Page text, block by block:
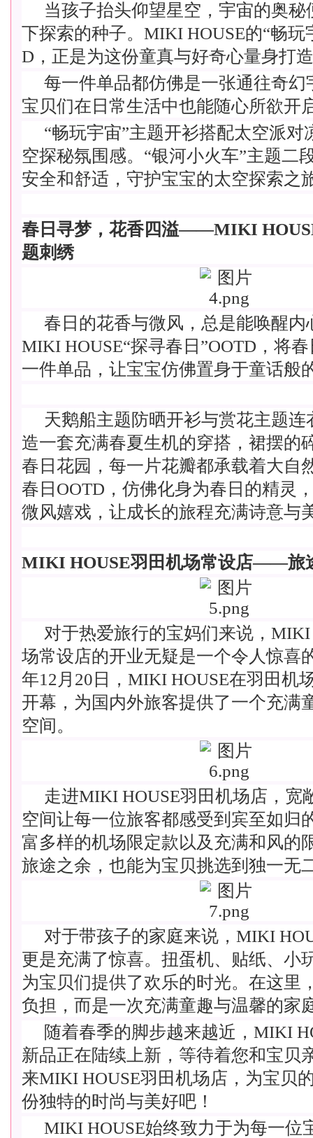
当孩子抬头仰望星空，宇宙的奥秘
下探索的种子。 MIKI HOUSE的“畅玩
D，正是为这份童真与好奇心量身打
每一件单品都仿佛是一张通往奇幻
宝贝们在日常生活中也能随心所欲开
“畅玩宇宙”主题开衫搭配太空派对
空探秘氛围感。“银河小火车”主题二
安全和舒适，守护宝宝的太空探索之
春日寻梦，花香四溢——MIKI
题刺绣
春日的花香与微风，总是能唤醒内
MIKI HOUSE“探寻春日”OOTD，将
一件单品，让宝宝仿佛置身于童话般
天鹅船主题防晒开衫与赏花主题连
造一套充满春夏生机的穿搭，裙摆的
春日花园，每一片花瓣都承载着大自
春日OOTD，仿佛化身为春日的精灵
微风嬉戏，让成长的旅程充满诗意与
MIKI HOUSE羽田机场常设店——旅
对于热爱旅行的宝妈们来说，MIKI
场常设店的开业无疑是一个令人惊喜
年12月20日，MIKI HOUSE在羽田机
开幕，为国内外旅客提供了一个充满
空间。
走进MIKI HOUSE羽田机场店，宽
空间让每一位旅客都感受到宾至如归
富多样的机场限定款以及充满和风的
旅途之余，也能为宝贝挑选到独一无
对于带孩子的家庭来说，MIKI
更是充满了惊喜。扭蛋机、贴纸、小
为宝贝们提供了欢乐的时光。在这里
负担，而是一次充满童趣与温馨的家
随着春季的脚步越来越近，MIKI
新品正在陆续上新，等待着您和宝贝
来MIKI HOUSE羽田机场店，为宝贝
份独特的时尚与美好吧！
MIKI HOUSE始终致力于为每一位